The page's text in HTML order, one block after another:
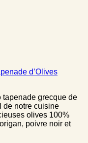
d’Olives
tapenade grecque de
de notre cuisine
olives 100%
poivre noir et